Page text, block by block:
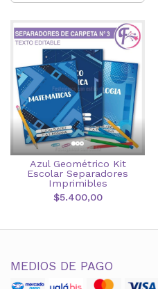
Azul Geométrico Kit
Escolar Separadores
Imprimibles
$5.400,00
MEDIOS DE PAGO